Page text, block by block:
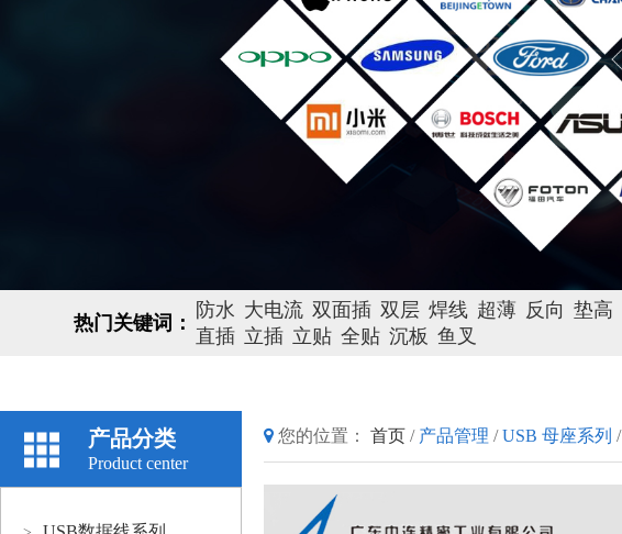
热门关键词：
防水 大电流 双面插 双层 焊线 超薄 反向 垫高
直插 立插 立贴 全贴 沉板 鱼叉
产品分类
Product center
您的位置： 首页 / 产品管理 / USB 母座系列 /